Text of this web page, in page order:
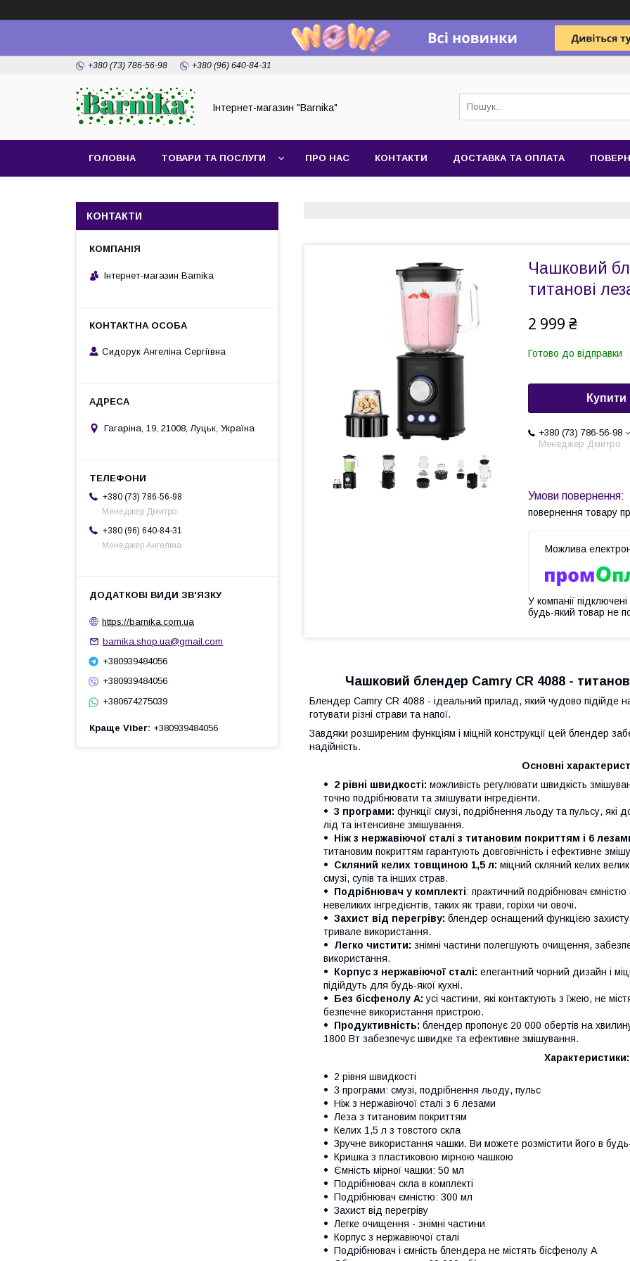
+380 (73) 786-56-98 +380 (96) 640-84-31
Інтернет-магазин "Barnika"
ГОЛОВНА ТОВАРИ ТА ПОСЛУГИ ПРО НАС КОНТАКТИ ДОСТАВКА ТА ОПЛАТА
Чашковий
титанові
2 999 ₴
Готово до відправки
Купити
+380 (73) 786-56-98
Менеджер Дмитро
повернення товару
У компанії
будь-який товар не
Чашковий блендер Camry CR 4088 -
Блендер Camry CR 4088 - ідеальний прилад, який чудово підійде
готувати різні страви та напої.
Завдяки розширеним функціям і міцній конструкції цей блендер
надійність.
Основні
2 рівні швидкості: можливість регулювати швидкість
точно подрібнювати та змішувати інгредієнти.
3 програми: функції смузі, подрібнення льоду та пульсу, які
лід та інтенсивне змішування.
Ніж з нержавіючої сталі з титановим покриттям і 6
титановим покриттям гарантують довговічність і ефективне
Скляний келих товщиною 1,5 л: міцний скляний келих
смузі, супів та інших страв.
Подрібнювач у комплекті: практичний подрібнювач
невеликих інгредієнтів, таких як трави, горіхи чи овочі.
Захист від перегріву: блендер оснащений функцією захисту
тривале використання.
Легко чистити: знімні частини полегшують очищення,
використання.
Корпус з нержавіючої сталі: елегантний чорний дизайн і
підійдуть для будь-якої кухні.
Без бісфенолу А: усі частини, які контактують з їжею, не
безпечне використання пристрою.
Продуктивність: блендер пропонує 20 000 обертів на
1800 Вт забезпечує швидке та ефективне змішування.
Характеристики:
2 рівня швидкості
3 програми: смузі, подрібнення льоду, пульс
Ніж з нержавіючої сталі з 6 лезами
Леза з титановим покриттям
Келих 1,5 л з товстого скла
Зручне використання чашки. Ви можете розмістити його в будь-
Кришка з пластиковою мірною чашкою
Ємність мірної чашки: 50 мл
Подрібнювач скла в комплекті
Подрібнювач ємністю: 300 мл
Захист від перегріву
Легке очищення - знімні частини
Корпус з нержавіючої сталі
Подрібнювач і ємність блендера не містять бісфенолу А
КОНТАКТИ
Інтернет-магазин Barnika
Сидорук Ангеліна Сергіївна
Гагаріна, 19, 21008, Луцьк, Україна
+380 (73) 786-56-98
Менеджер Дмитро
+380 (96) 640-84-31
Менеджер Ангеліна
https://barnika.com.ua
barnika.shop.ua@gmail.com
+380939484056
+380939484056
+380674275039
Краще Viber +380939484056